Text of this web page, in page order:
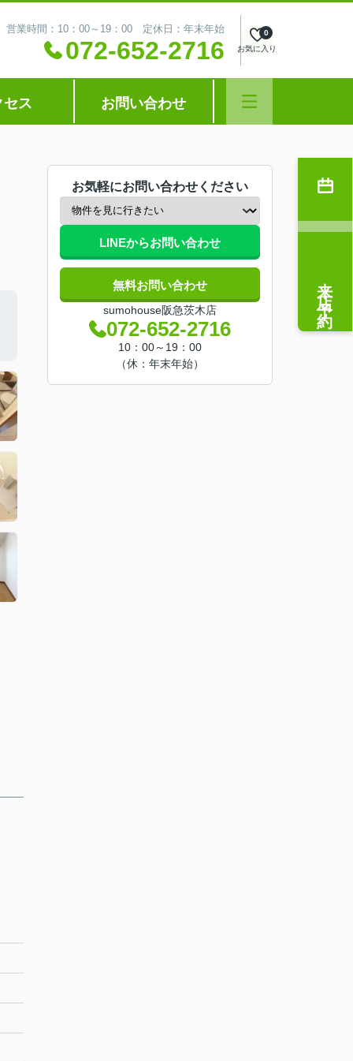
営業時間：10：00～19：00 定休日：年末年始
072-652-2716 お気に入り
0
セス お問い合わせ
お気軽にお問い合わせください
LINEからお問い合わせ
無料お問い合わせ
sumohouse阪急茨木店
072-652-2716
10：00～19：00
（休：年末年始）
来店予約